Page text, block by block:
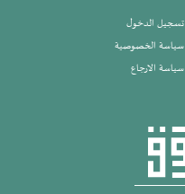
تسجيل الدخول
سياسة الخصوصية
سياسة الارجاع